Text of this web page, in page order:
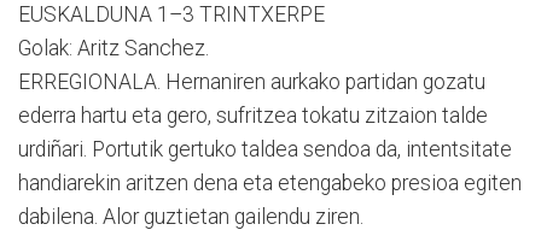
EUSKALDUNA 1–3 TRINTXERPE
Golak: Aritz Sanchez.
ERREGIONALA. Hernaniren aurkako partidan gozatu
ederra hartu eta gero, sufritzea tokatu zitzaion talde
urdiñari. Portutik gertuko taldea sendoa da, intentsitate
handiarekin aritzen dena eta etengabeko presioa egiten
dabilena. Alor guztietan gailendu ziren.